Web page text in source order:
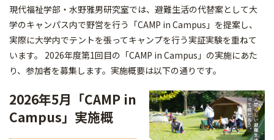
現代福祉学部・水野雅男研究室では、避難生活の代替案として大
学のキャンパス内で野営を行う「CAMP in Campus」を提案し、
実際に大学内でテントを張ってキャンプを行う実証実験を重ねて
います。 2026年度第1回目の「CAMP in Campus」の実施にあた
り、参加者を募集します。実施概要は以下の通りです。
2026年5月「CAMP in
Campus」実施概